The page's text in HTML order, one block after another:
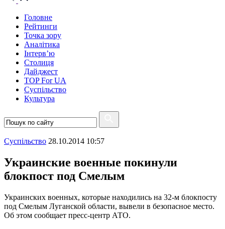
Головне
Рейтинги
Точка зору
Аналітика
Інтерв’ю
Столиця
Дайджест
TOP For UA
Суспiльство
Культура
Суспiльство 28.10.2014 10:57
Украинские военные покинули
блокпост под Смелым
Украинских военных, которые находились на 32-м блокпосту
под Смелым Луганской области, вывели в безопасное место.
Об этом сообщает пресс-центр АТО.